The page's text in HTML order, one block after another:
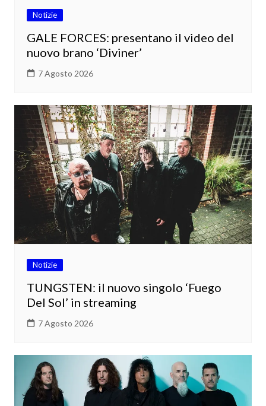
Notizie
GALE FORCES: presentano il video del
nuovo brano ‘Diviner’
7 Agosto 2026
Notizie
TUNGSTEN: il nuovo singolo ‘Fuego
Del Sol’ in streaming
7 Agosto 2026